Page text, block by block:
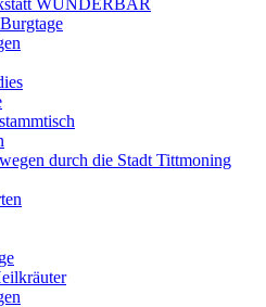
WUNDERBAR
durch die Stadt Tittmoning